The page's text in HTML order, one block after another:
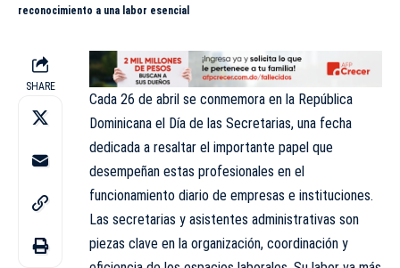
reconocimiento a una labor esencial
SHARE
Cada 26 de abril se conmemora en la República
Dominicana el Día de las Secretarias, una fecha
dedicada a resaltar el importante papel que
desempeñan estas profesionales en el
funcionamiento diario de empresas e instituciones.
Las secretarias y asistentes administrativas son
piezas clave en la organización, coordinación y